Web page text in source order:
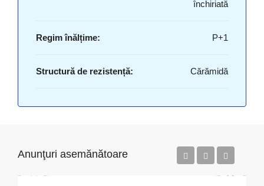
închiriată
Regim înălțime: P+1
Structură de rezistență: Cărămidă
Anunţuri asemănătoare